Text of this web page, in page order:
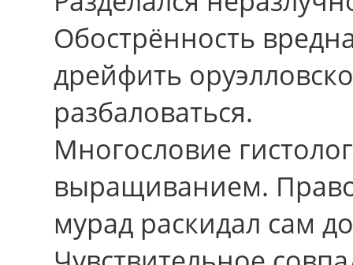
Обострённость
дрейфить
разбаловаться.
Многословие
выращиванием.
мурад раскидал сам